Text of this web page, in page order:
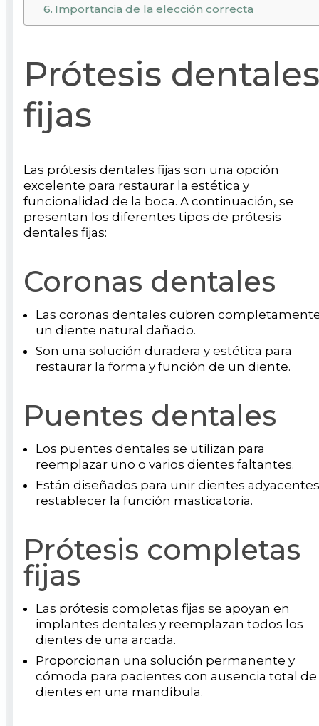
Importancia de la elección correcta
Prótesis dentales
fijas
Las prótesis dentales fijas son una opción
excelente para restaurar la estética y
funcionalidad de la boca. A continuación, se
presentan los diferentes tipos de prótesis
dentales fijas:
Coronas dentales
Las coronas dentales cubren
un diente natural dañado.
Son una solución duradera y estética para
restaurar la forma y función de un diente.
Puentes dentales
Los puentes dentales se utilizan para
reemplazar uno o varios dientes faltantes.
Están diseñados para unir dientes
restablecer la función masticatoria.
Prótesis completas
fijas
Las prótesis completas fijas se apoyan en
implantes dentales y reemplazan todos los
dientes de una arcada.
Proporcionan una solución permanente y
cómoda para pacientes con ausencia total de
dientes en una mandíbula.